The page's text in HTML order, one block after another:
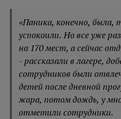
«Паника, конечно, была,
успокоили. Но все уже
на 170 мест, а сейчас
- рассказали в лагере,
сотрудников были
детей после дневной
жара, потом дождь, у
отметили сотрудники.